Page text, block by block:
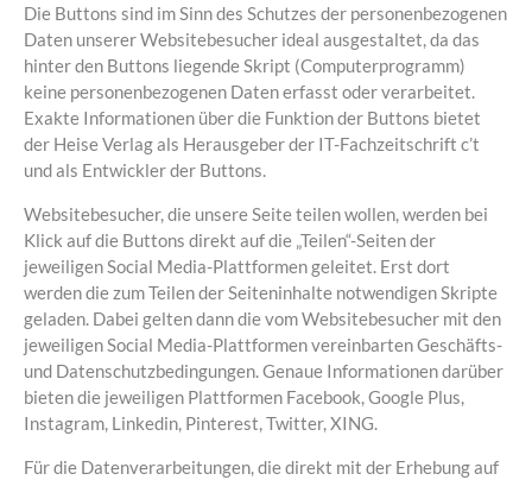
Die Buttons sind im Sinn des Schutzes der personenbezogenen
Daten unserer Websitebesucher ideal ausgestaltet, da das
hinter den Buttons liegende Skript (Computerprogramm)
keine personenbezogenen Daten erfasst oder verarbeitet.
Exakte Informationen über die Funktion der Buttons bietet
der Heise Verlag als Herausgeber der IT-Fachzeitschrift c’t
und als Entwickler der Buttons.
Websitebesucher, die unsere Seite teilen wollen, werden bei
Klick auf die Buttons direkt auf die „Teilen“-Seiten der
jeweiligen Social Media-Plattformen geleitet. Erst dort
werden die zum Teilen der Seiteninhalte notwendigen Skripte
geladen. Dabei gelten dann die vom Websitebesucher mit den
jeweiligen Social Media-Plattformen vereinbarten Geschäfts-
und Datenschutzbedingungen. Genaue Informationen darüber
bieten die jeweiligen Plattformen Facebook, Google Plus,
Instagram, Linkedin, Pinterest, Twitter, XING.
Für die Datenverarbeitungen, die direkt mit der Erhebung auf